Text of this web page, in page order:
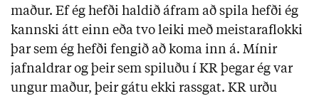
maður. Ef ég hefði haldið áfram að spila hefði ég
kannski átt einn eða tvo leiki með meistaraflokki
þar sem ég hefði fengið að koma inn á. Mínir
jafnaldrar og þeir sem spiluðu í KR þegar ég var
ungur maður, þeir gátu ekki rassgat. KR urðu